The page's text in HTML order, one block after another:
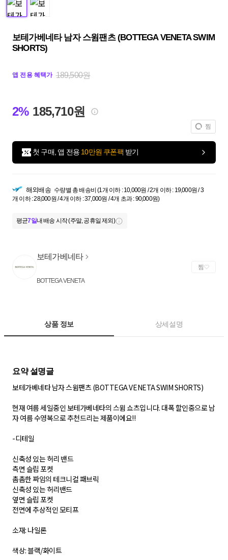
보테가베네타 남자 스윔팬츠 (BOTTEGA VENETA SWIM
SHORTS)
앱 전용 혜택가 189,500원
2% 185,710원
찜
첫 구매, 앱 전용 10만원 쿠폰팩 받기
해외배송 수량별 총 배송비 (1개 이하 : 10,000원 / 2개 이하 : 19,000원 / 3
개 이하 : 28,000원 / 4개 이하 : 37,000원 / 4개 초과 : 90,000원)
평균7일내 배송 시작 (주말, 공휴일 제외)
보테가베네타
BOTTEGA VENETA
찜
상품 정보 상세설명
요약 설명글
보테가베네타 남자 스윔팬츠 (BOTTEGA VENETA SWIM SHORTS)
현재 여름 세일중인 보테가베네타의 스윔 쇼츠입니다. 대폭 할인중으로 남
자 여름 수영복으로 추천드리는 제품이에요!!
-디테일
신축성 있는 허리 밴드
측면 슬립 포켓
촘촘한 짜임의 테크니컬 패브릭
신축성 있는 허리밴드
옆면 슬립 포켓
전면에 추상적인 모티프
소재: 나일론
색상: 블랙/화이트